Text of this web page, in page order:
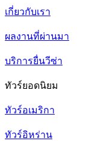
เกี่ยวกับเรา
ผลงานที่ผ่านมา
บริการยื่นวีซ่า
ทัวร์ยอดนิยม
ทัวร์อเมริกา
ทัวร์อิหร่าน